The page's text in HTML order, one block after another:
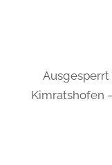
Ausgesperrt
Kimratshofen